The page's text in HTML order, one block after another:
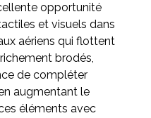
opportunité
et visuels dans
aériens qui flottent
brodés,
de compléter
augmentant le
éléments avec